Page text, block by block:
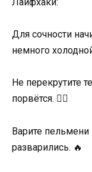
Для сочности
немного
Не перекрутите
порвётся. 🏋️‍♂️
Варите
разварились. 🔥